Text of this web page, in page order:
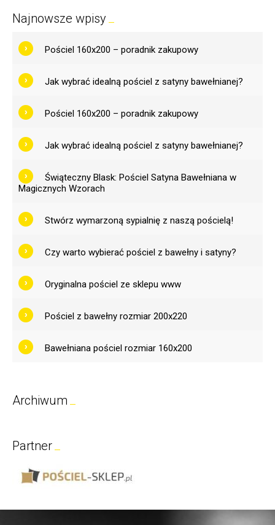
Najnowsze wpisy
Pościel 160x200 – poradnik zakupowy
Jak wybrać idealną pościel z satyny bawełnianej?
Pościel 160x200 – poradnik zakupowy
Jak wybrać idealną pościel z satyny bawełnianej?
Świąteczny Blask: Pościel Satyna Bawełniana w
Magicznych Wzorach
Stwórz wymarzoną sypialnię z naszą pościelą!
Czy warto wybierać pościel z bawełny i satyny?
Oryginalna pościel ze sklepu www
Pościel z bawełny rozmiar 200x220
Bawełniana pościel rozmiar 160x200
Archiwum
Partner